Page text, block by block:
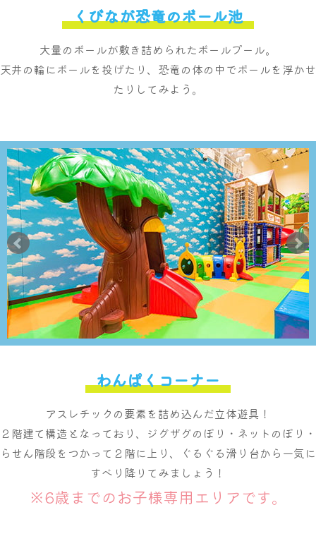
くびなが恐竜のボール池
大量のボールが敷き詰められたボールプール。
天井の輪にボールを投げたり、恐竜の体の中でボールを浮かせ
たりしてみよう。
わんぱくコーナー
アスレチックの要素を詰め込んだ立体遊具！
２階建て構造となっており、ジグザグのぼり・ネットのぼり・
らせん階段をつかって２階に上り、ぐるぐる滑り台から一気に
すべり降りてみましょう！
※6歳までのお子様専用エリアです。